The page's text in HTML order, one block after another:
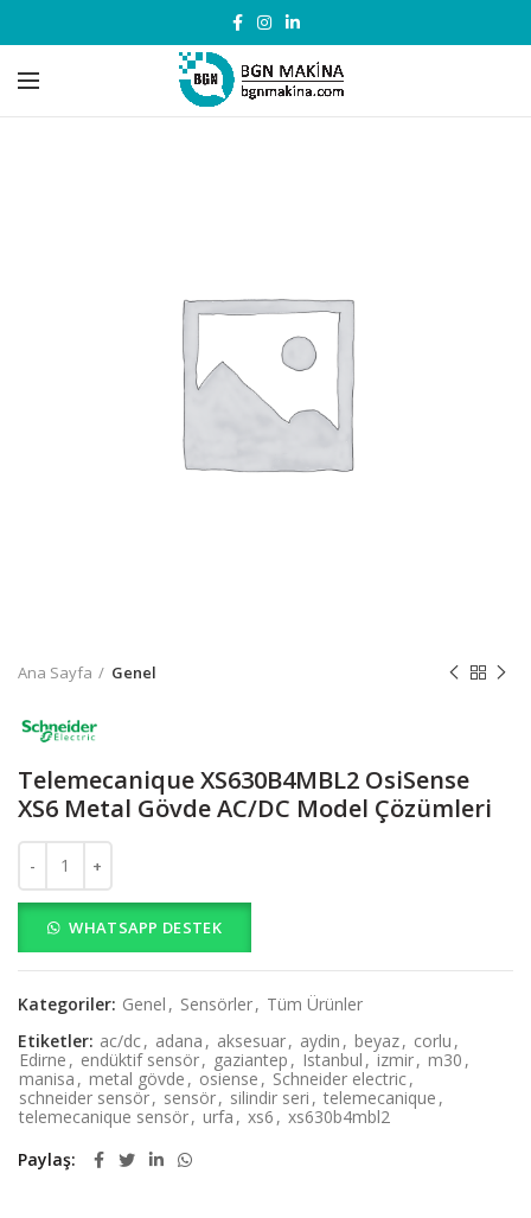
Ana Sayfa Genel
Telemecanique XS630B4MBL2 OsiSense
XS6 Metal Gövde AC/DC Model Çözümleri
Telemecanique XS630B4MBL2 OsiSense XS6 Metal Gövde AC/
WHATSAPP DESTEK
Kategoriler: Genel , Sensörler, Tüm Ürünler
Etiketler: ac/dc, adana , aksesuar, aydin , beyaz, corlu ,
Edirne , endüktif sensör, gaziantep , Istanbul , izmir, m30 ,
manisa , metal gövde , osiense , Schneider electric,
schneider sensör, sensör, silindir seri , telemecanique ,
telemecanique sensör, urfa , xs6 , xs630b4mbl2
Paylaş